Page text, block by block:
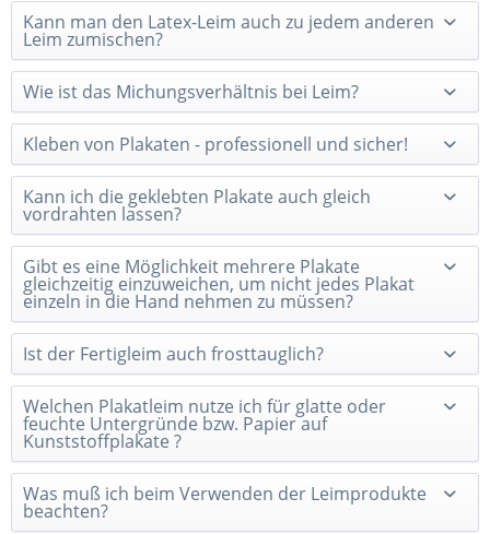
Kann man den Latex-Leim auch zu jedem anderen
Leim zumischen?
Wie ist das Michungsverhältnis bei Leim?
Kleben von Plakaten - professionell und sicher!
Kann ich die geklebten Plakate auch gleich
vordrahten lassen?
Gibt es eine Möglichkeit mehrere Plakate
gleichzeitig einzuweichen, um nicht jedes Plakat
einzeln in die Hand nehmen zu müssen?
Ist der Fertigleim auch frosttauglich?
Welchen Plakatleim nutze ich für glatte oder
feuchte Untergründe bzw. Papier auf
Kunststoffplakate ?
Was muß ich beim Verwenden der Leimprodukte
beachten?